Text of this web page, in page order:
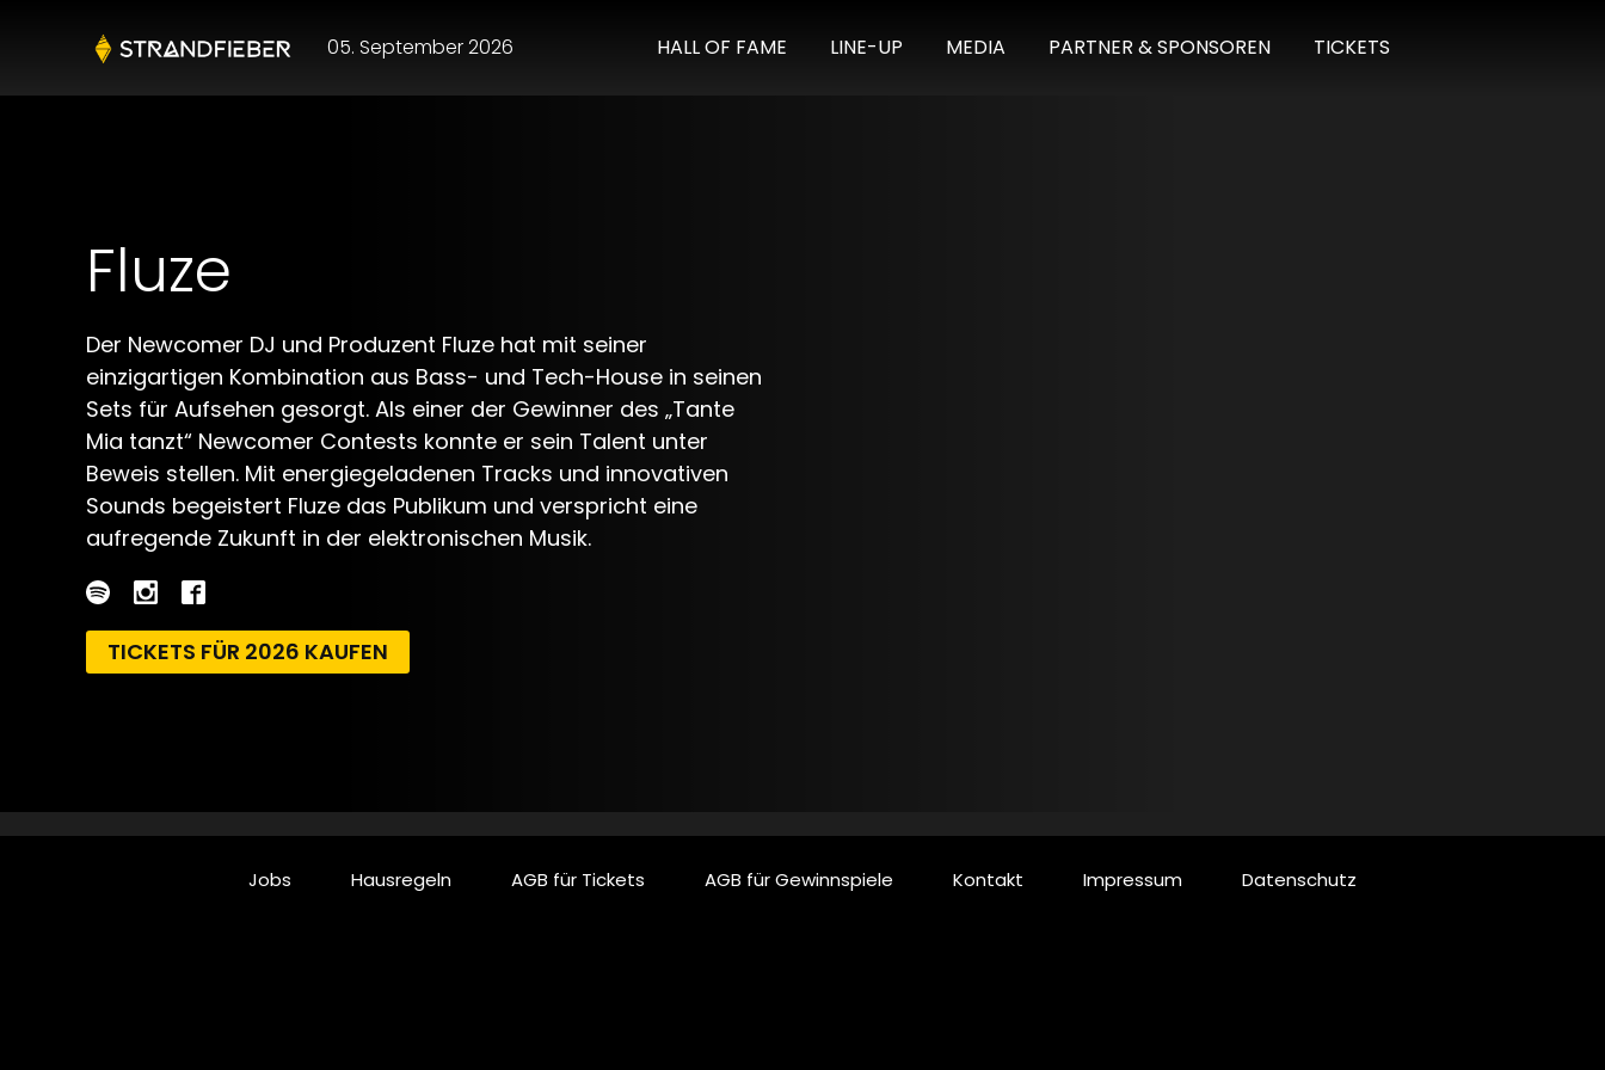
05. September 2026 HALL OF FAME LINE-UP MEDIA PARTNER & SPONSOREN TICKETS
Fluze
Der Newcomer DJ und Produzent Fluze hat mit seiner
einzigartigen Kombination aus Bass- und Tech-House in seinen
Sets für Aufsehen gesorgt. Als einer der Gewinner des „Tante
Mia tanzt“ Newcomer Contests konnte er sein Talent unter
Beweis stellen. Mit energiegeladenen Tracks und innovativen
Sounds begeistert Fluze das Publikum und verspricht eine
aufregende Zukunft in der elektronischen Musik.
TICKETS FÜR 2026 KAUFEN
Jobs Hausregeln AGB für Tickets AGB für Gewinnspiele Kontakt Impressum Datenschutz